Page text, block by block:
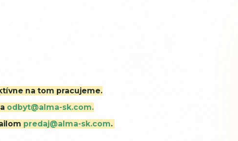
na tom pracujeme.
odbyt@alma-sk.com.
predaj@alma-sk.com.